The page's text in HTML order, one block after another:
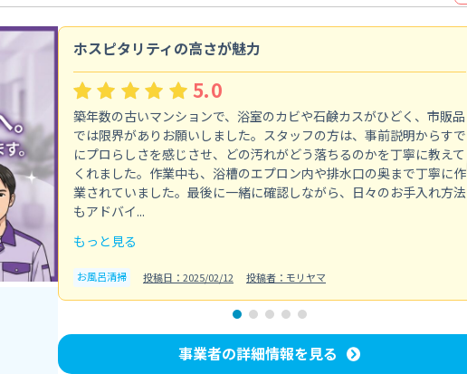
ホスピタリティの高さが魅力
5.0
築年数の古いマンションで、浴室のカビや石鹸カスがひどく、市販品
では限界がありお願いしました。スタッフの方は、事前説明からすで
にプロらしさを感じさせ、どの汚れがどう落ちるのかを丁寧に教えて
くれました。作業中も、浴槽のエプロン内や排水口の奥まで丁寧に作
業されていました。最後に一緒に確認しながら、日々のお手入れ方法
もアドバイ...
もっと見る
お風呂清掃 投稿日：2025/02/12 投稿者：モリヤマ
事業者の詳細情報を見る